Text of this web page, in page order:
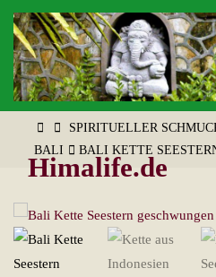
Zum
Inhalt
springen
Himalife.de
STARTSPIRITUELLER
BALI
BALI KETTE